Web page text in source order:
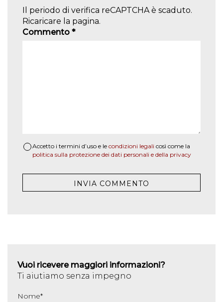
Il periodo di verifica reCAPTCHA è scaduto.
Ricaricare la pagina.
Commento *
Accetto i termini d’uso e le condizioni legali così come la
politica sulla protezione dei dati personali e della privacy
Vuoi ricevere maggiori informazioni?
Ti aiutiamo senza impegno
Nome*